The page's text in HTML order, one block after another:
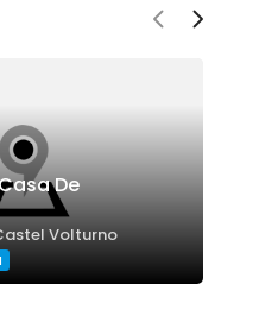
De
Volturno